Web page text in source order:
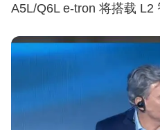
A5L/Q6L e-tron 将搭载 L2